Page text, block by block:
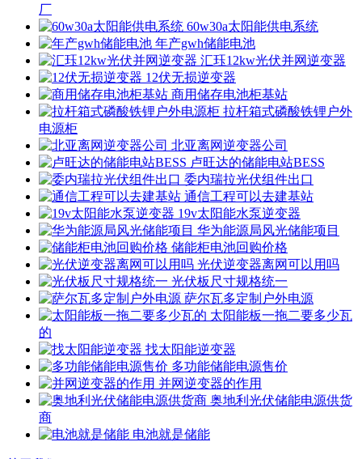
厂
60w30a太阳能供电系统
年产gwh储能电池
汇珏12kw光伏并网逆变器
12伏无损逆变器
商用储存电池柜基站
拉杆箱式磷酸铁锂户外
电源柜
北亚离网逆变器公司
卢旺达的储能电站BESS
委内瑞拉光伏组件出口
通信工程可以去建基站
19v太阳能水泵逆变器
华为能源局风光储能项目
储能柜电池回购价格
光伏逆变器离网可以用吗
光伏板尺寸规格统一
萨尔瓦多定制户外电源
太阳能板一拖二要多少瓦
的
找太阳能逆变器
多功能储能电源售价
并网逆变器的作用
奥地利光伏储能电源供货
商
电池就是储能